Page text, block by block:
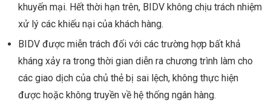
khuyến mại. Hết thời hạn trên, BIDV không chịu trách nhiệm
xử lý các khiếu nại của khách hàng.
BIDV được miễn trách đối với các trường hợp bất khả
kháng xảy ra trong thời gian diễn ra chương trình làm cho
các giao dịch của chủ thẻ bị sai lệch, không thực hiện
được hoặc không truyền về hệ thống ngân hàng.